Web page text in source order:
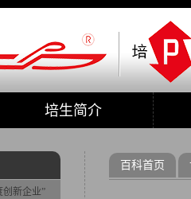
培生简介
百科首页
创新企业”